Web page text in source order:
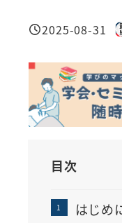
投稿日
2025-08-31
目次
はじめ